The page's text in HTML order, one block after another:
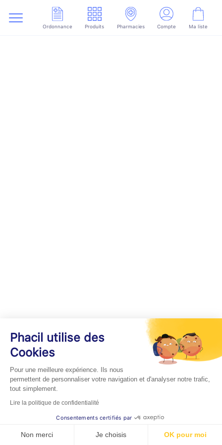
Ordonnance Produits Pharmacies Compte Ma liste
Phacil utilise des
Cookies
Pour une meilleure expérience. Ils nous
permettent de personnaliser votre navigation et d'analyser notre trafic,
tout simplement.
Lire la politique de confidentialité
Consentements certifiés par
Non merci Je choisis OK pour moi